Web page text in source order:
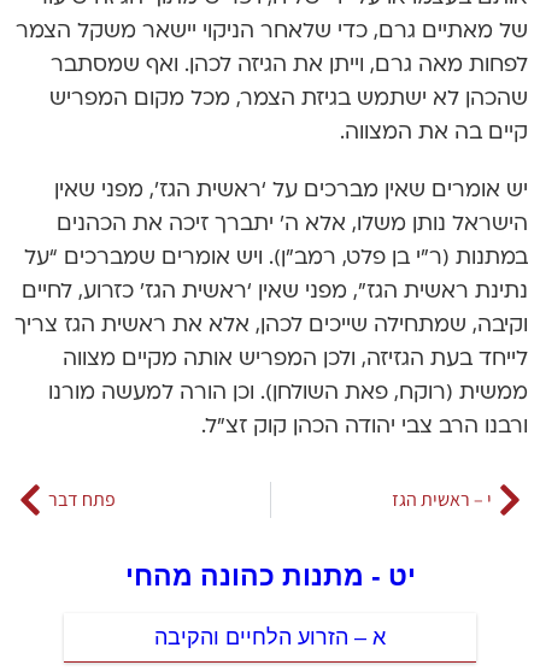
של מאתיים גרם, כדי שלאחר הניקוי יישאר משקל הצמר
לפחות מאה גרם, וייתן את הגיזה לכהן. ואף שמסתבר
שהכהן לא ישתמש בגיזת הצמר, מכל מקום המפריש
קיים בה את המצווה.
יש אומרים שאין מברכים על ‘ראשית הגז’, מפני שאין
הישראל נותן משלו, אלא ה’ יתברך זיכה את הכהנים
במתנות (ר”י בן פלט, רמב”ן). ויש אומרים שמברכים “על
נתינת ראשית הגז”, מפני שאין ‘ראשית הגז’ כזרוע, לחיים
וקיבה, שמתחילה שייכים לכהן, אלא את ראשית הגז צריך
לייחד בעת הגזיזה, ולכן המפריש אותה מקיים מצווה
ממשית (רוקח, פאת השולחן). וכן הורה למעשה מורנו
ורבנו הרב צבי יהודה הכהן קוק זצ”ל.
י – ראשית הגז פתח דבר
יט - מתנות כהונה מהחי
א – הזרוע הלחיים והקיבה